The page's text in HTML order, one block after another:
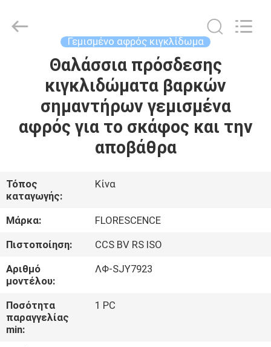
ΠΡΟΪΌΝΤΑ
ΒΊΝΤΕΟ
ΣΧΕΤΙΚΆ
ΜΕ
ΕΜΆΣ
ΞΕΝΆΓΗΣΗ
ΣΤΟ
ΕΡΓΟΣΤΆΣΙΟ
Supply
Γεμισμένο αφρός κιγκλίδωμα
Θαλάσσια πρόσδεσης
κιγκλιδώματα βαρκών
σημαντήρων γεμισμένα
αφρός για το σκάφος και την
αποβάθρα
Τόπος
καταγωγής:
Κίνα
Μάρκα:
FLORESCENCE
Πιστοποίηση:
CCS BV RS ISO
Αριθμό
μοντέλου:
ΛΦ-SJY7923
Ποσότητα
παραγγελίας
min:
1 PC